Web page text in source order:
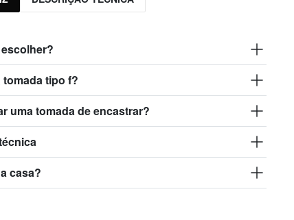
tomada tipo f?
uma tomada de encastrar?
casa?